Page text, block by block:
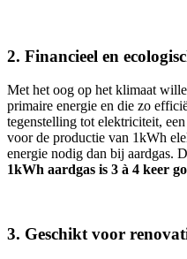
2. Financieel en
Met het oog op het klimaat
primaire energie en die zo
tegenstelling tot elektriciteit,
voor de productie van 1kWh
energie nodig dan bij aardgas.
1kWh aardgas is 3 à 4 keer
3. Geschikt voor